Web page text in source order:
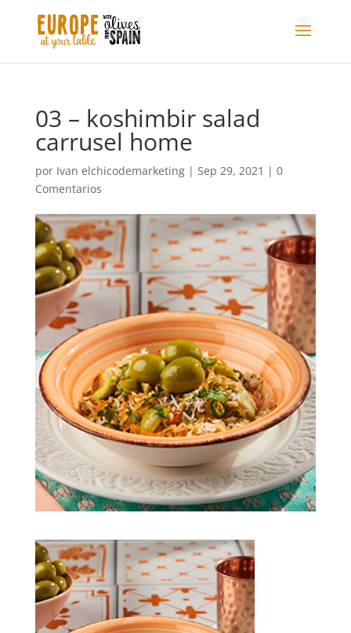
03 – koshimbir salad
carrusel home
por Ivan elchicodemarketing| Sep 29, 2021 | 0
Comentarios